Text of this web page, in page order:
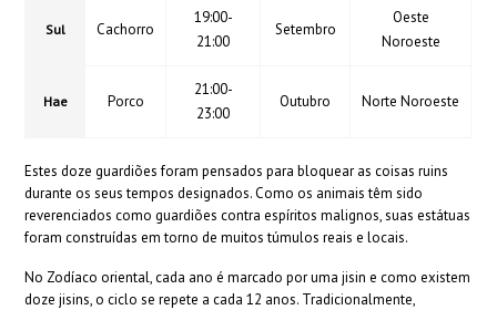
Sul Cachorro
19:00-
21:00
Setembro
Oeste
Noroeste
Hae Porco
21:00-
23:00
Outubro Norte Noroeste
Estes doze guardiões foram pensados ​​para bloquear as coisas ruins
durante os seus tempos designados.Como os animais têm sido
reverenciados como guardiões contra espíritos malignos, suas estátuas
foram construídas em torno de muitos túmulos reais e locais.
No Zodíaco oriental, cada ano é marcado por uma jisin e comoexistem
doze jisins, o ciclo se repete a cada 12 anos. Tradicionalmente,